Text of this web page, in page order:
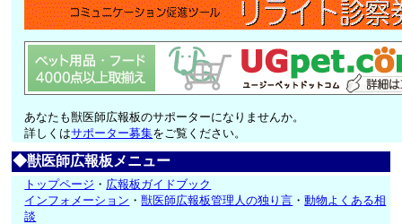
あなたも獣医師広報板のサポーターになりませんか。
詳しくはサポーター募集をご覧ください。
◆獣医師広報板メニュー
トップページ ・ 広報板ガイドブック
インフォメーション ・獣医師広報板管理人の独り言 ・動物よくある相
談